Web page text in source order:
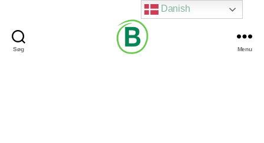
Søg Menu
Danish